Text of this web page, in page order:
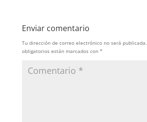
Enviar comentario
Tu dirección de correo electrónico no será publicada.
obligatorios están marcados con *